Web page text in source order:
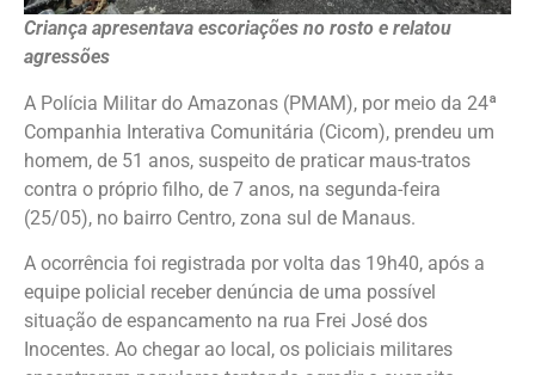
Criança apresentava escoriações no rosto e relatou
agressões
A Polícia Militar do Amazonas (PMAM), por meio da 24ª
Companhia Interativa Comunitária (Cicom), prendeu um
homem, de 51 anos, suspeito de praticar maus-tratos
contra o próprio filho, de 7 anos, na segunda-feira
(25/05), no bairro Centro, zona sul de Manaus.
A ocorrência foi registrada por volta das 19h40, após a
equipe policial receber denúncia de uma possível
situação de espancamento na rua Frei José dos
Inocentes. Ao chegar ao local, os policiais militares